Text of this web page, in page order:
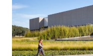
Ver local
Chamar Uber